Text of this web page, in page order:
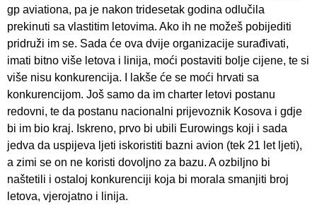
gp aviationa, pa je nakon tridesetak godina odlučila
prekinuti sa vlastitim letovima. Ako ih ne možeš pobijediti
pridruži im se. Sada će ova dvije organizacije surađivati,
imati bitno više letova i linija, moći postaviti bolje cijene, te si
više nisu konkurencija. I lakše će se moći hrvati sa
konkurencijom. Još samo da im charter letovi postanu
redovni, te da postanu nacionalni prijevoznik Kosova i gdje
bi im bio kraj. Iskreno, prvo bi ubili Eurowings koji i sada
jedva da uspijeva ljeti iskoristiti bazni avion (tek 21 let ljeti),
a zimi se on ne koristi dovoljno za bazu. A ozbiljno bi
naštetili i ostaloj konkurenciji koja bi morala smanjiti broj
letova, vjerojatno i linija.